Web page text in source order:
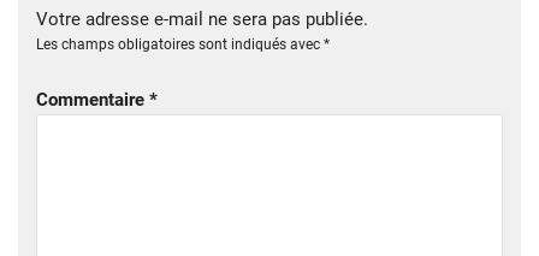
Votre adresse e-mail ne sera pas publiée.
Les champs obligatoires sont indiqués avec *
Commentaire *